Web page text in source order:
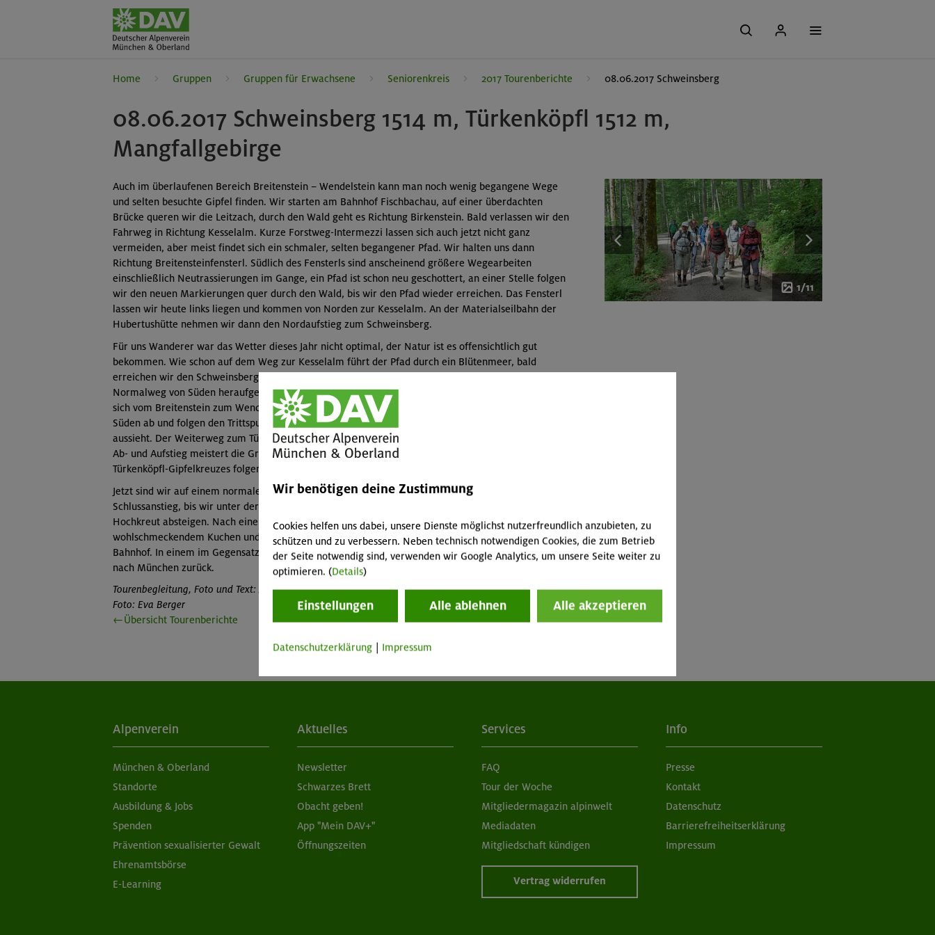
Home Gruppen Gruppen für Erwachsene Seniorenkreis 2017 Tourenberichte 08.06.2017 Schweinsberg
08.06.2017 Schweinsberg 1514 m, Türkenköpfl 1512 m,
Mangfallgebirge
Auch im überlaufenen Bereich Breitenstein – Wendelstein kann man noch wenig begangene Wege
und selten besuchte Gipfel finden. Wir starten am Bahnhof Fischbachau, auf einer überdachten
Brücke queren wir die Leitzach, durch den Wald geht es Richtung Birkenstein. Bald verlassen wir den
Fahrweg in Richtung Kesselalm. Kurze Forstweg-Intermezzi lassen sich auch jetzt nicht ganz
vermeiden, aber meist findet sich ein schmaler, selten begangener Pfad. Wir halten uns dann
Richtung Breitensteinfensterl. Südlich des Fensterls sind anscheinend größere Wegearbeiten
einschließlich Neutrassierungen im Gange, ein Pfad ist schon neu geschottert, an einer Stelle folgen
wir den neuen Markierungen quer durch den Wald, bis wir den Pfad wieder erreichen. Das Fensterl
lassen wir heute links liegen und kommen von Norden zur Kesselalm. An der Materialseilbahn der
Hubertushütte nehmen wir dann den Nordaufstieg zum Schweinsberg.
Für uns Wanderer war das Wetter dieses Jahr nicht optimal, der Natur ist es offensichtlich gut
bekommen. Wie schon auf dem Weg zur Kesselalm führt der Pfad durch ein Blütenmeer, bald
erreichen wir den Schweinsberg, wo wir auch ein paar andere Wanderer treffen, die über den
Normalweg von Süden heraufgekommen sind. Der Schweinsberg ist der erste Gipfel einer Kette, die
sich vom Breitenstein zum Wendelstein hinzieht. Nach der wohlverdienten Gipfelrast steigen wir nach
Süden ab und folgen den Trittspuren auf die Kirchwand, die von dieser Seite eher wie ein Grasbuckel
aussieht. Der Weiterweg zum Türkenköpfl wird dann auch etwas felsiger, die beiden Kletterstellen im
Ab- und Aufstieg meistert die Gruppe problemlos. Nach einer kurzen Rast etwas oberhalb des
Türkenköpfl-Gipfelkreuzes folgen wir dem Grat bis zum Abbruch und steigen dann nach Norden ab.
Jetzt sind wir auf einem normalen, beschilderten Wanderweg. Es gibt noch einen kleinen
Schlussanstieg, bis wir unter der Wendelsteinbahn queren und über die Wendelsteinalm nach
Hochkreut absteigen. Nach einer erfreulichen Einkehr, sehr netter und schneller Bedienung,
wohlschmeckendem Kuchen und gutem Eis geht es über einen Waldpfad nach Bayrischzell zum
Bahnhof. In einem im Gegensatz zur Hinfahrt nicht überfüllten Zug geht es entspannt und zufrieden
nach München zurück.
Tourenbegleitung, Foto und Text: Axel Philipp
Foto: Eva Berger
←Übersicht Tourenberichte
1/11
Alpenverein
München & Oberland
Standorte
Ausbildung & Jobs
Spenden
Prävention sexualisierter Gewalt
Ehrenamtsbörse
E-Learning
Aktuelles
Newsletter
Schwarzes Brett
Obacht geben!
App "Mein DAV+"
Öffnungszeiten
Services
FAQ
Tour der Woche
Mitgliedermagazin alpinwelt
Mediadaten
Mitgliedschaft kündigen
Vertrag widerrufen
Info
Presse
Kontakt
Datenschutz
Barrierefreiheitserklärung
Impressum
Wir benötigen deine Zustimmung
Cookies helfen uns dabei, unsere Dienste möglichst nutzerfreundlich anzubieten, zu
schützen und zu verbessern. Neben technisch notwendigen Cookies, die zum Betrieb
der Seite notwendig sind, verwenden wir Google Analytics, um unsere Seite weiter zu
optimieren. (Details)
Einstellungen Alle ablehnen Alle akzeptieren
Datenschutzerklärung Impressum